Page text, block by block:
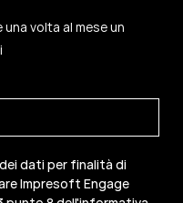
volta al mese un
dati per finalità di
Impresoft Engage